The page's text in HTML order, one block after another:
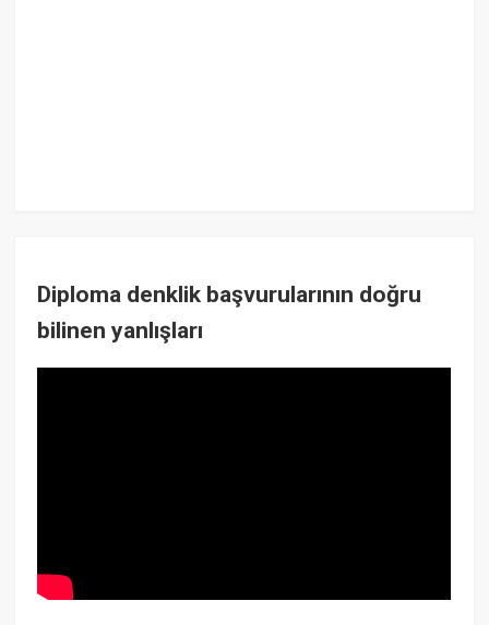
Diploma denklik başvurularının doğru
bilinen yanlışları